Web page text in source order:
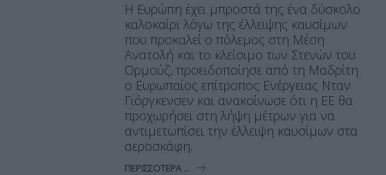
Η Ευρώπη έχει μπροστά της ένα δύσκολο
καλοκαίρι λόγω της έλλειψης καυσίμων
που προκαλεί ο πόλεμος στη Μέση
Ανατολή και το κλείσιμο των Στενών του
Ορμούζ, προειδοποίησε από τη Μαδρίτη
ο Ευρωπαίος επίτροπος Ενέργειας Νταν
Γιόργκενσεν και ανακοίνωσε ότι η ΕΕ θα
προχωρήσει στη λήψη μέτρων για να
αντιμετωπίσει την έλλειψη καυσίμων στα
αεροσκάφη.
ΠΕΡΙΣΣΌΤΕΡΑ ...